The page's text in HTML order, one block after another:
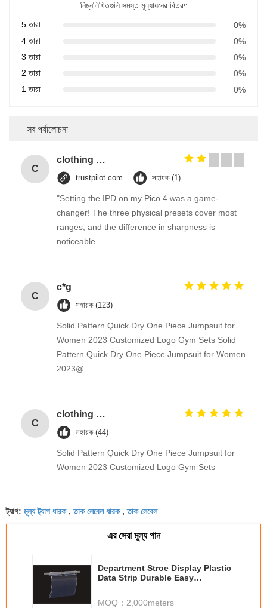
নিম্নলিখিতগুলি সমস্ত মূল্যায়নের বিতরণ
5 তারা
0%
4 তারা
0%
3 তারা
0%
2 তারা
0%
1 তারা
0%
সব পর্যালোচনা
C
clothing security checkpoint eas hard tag/clothing security tags/ pencil alarm hard tag
trustpilot.com সহায়ক (1)
"Setting the IPD on my Pico 4 was a game-
changer! The three physical presets cover most
ranges, and the difference in sharpness is
noticeable.
C
c*g
সহায়ক (123)
Solid Pattern Quick Dry One Piece Jumpsuit for
Women 2023 Customized Logo Gym Sets Solid
Pattern Quick Dry One Piece Jumpsuit for Women
2023@
C
clothing security checkpoint eas hard tag/clothing security tags/ pencil alarm hard tag
সহায়ক (44)
Solid Pattern Quick Dry One Piece Jumpsuit for
Women 2023 Customized Logo Gym Sets
ট্যাগ: মূল্য ট্যাগ ধারক,তাক লেবেল ধারক,তাক লেবেল
এর সেরা মূল্য পান
Department Stroe Display Plastic
Data Strip Durable Easy
MOQ： 2,000meters